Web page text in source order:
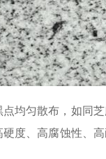
均匀散布，如同
度、高腐蚀性、